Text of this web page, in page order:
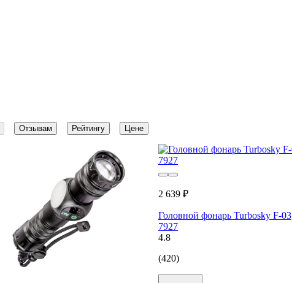
Отзывам Рейтингу Цене
2 639 ₽
Головной фонарь Turbosky F-03
7927
4.8
(420)